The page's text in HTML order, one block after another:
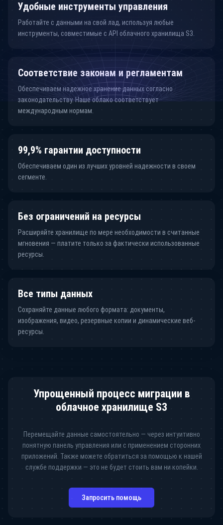
Удобные инструменты управления
Работайте с данными на свой лад, используя любые
инструменты, совместимые с API облачного хранилища S3.
Соответствие законам и регламентам
Обеспечиваем надежное хранение данных согласно
законодательству. Наше облако соответствует
международным нормам.
99,9% гарантии доступности
Обеспечиваем один из лучших уровней надежности в своем
сегменте.
Без ограничений на ресурсы
Расширяйте хранилище по мере необходимости в считанные
мгновения — платите только за фактически использованные
ресурсы.
Все типы данных
Сохраняйте данные любого формата: документы,
изображения, видео, резервные копии и динамические веб-
ресурсы.
Упрощенный процесс миграции в
облачное хранилище S3
Перемещайте данные самостоятельно — через интуитивно
понятную панель управления или с применением сторонних
приложений. Также можете обратиться за помощью к нашей
службе поддержки — это не будет стоить вам ни копейки.
Запросить помощь